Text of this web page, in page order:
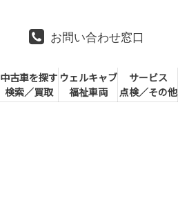
お問い合わせ窓口
中古車を探す
検索／買取
ウェルキャブ
福祉車両
サービス
点検／その他